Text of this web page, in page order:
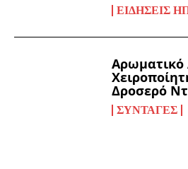
ΕΙΔΉΣΕΙΣ
Αρωματικό
Δροσερό
ΣΥΝΤΑΓΈΣ